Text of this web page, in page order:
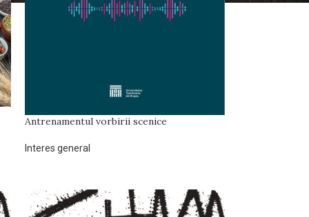
Antrenamentul vorbirii scenice
Interes general